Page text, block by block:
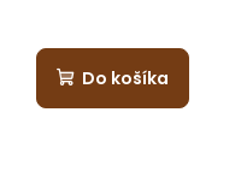
Do košíka